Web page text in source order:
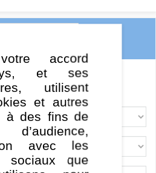
en euro / Eurocroissance
FCPE
accord
et ses
utilisent
et autres
à des fins de
d’audience,
avec les
sociaux que